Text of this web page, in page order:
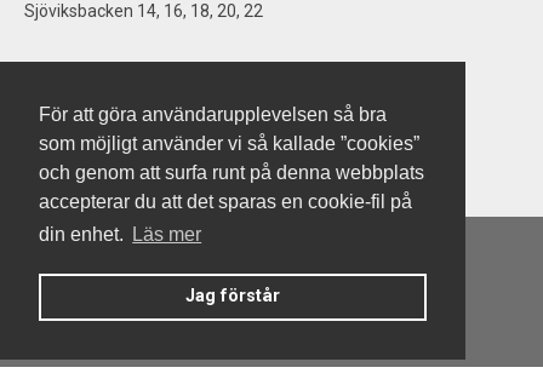
För att göra användarupplevelsen så bra
som möjligt använder vi så kallade ”cookies”
och genom att surfa runt på denna webbplats
accepterar du att det sparas en cookie-fil på
din enhet.
Läs mer
Jag förstår
Sjöviksbacken 14, 16, 18, 20, 22
Denna hemsida är byggd med Smart Brf ®